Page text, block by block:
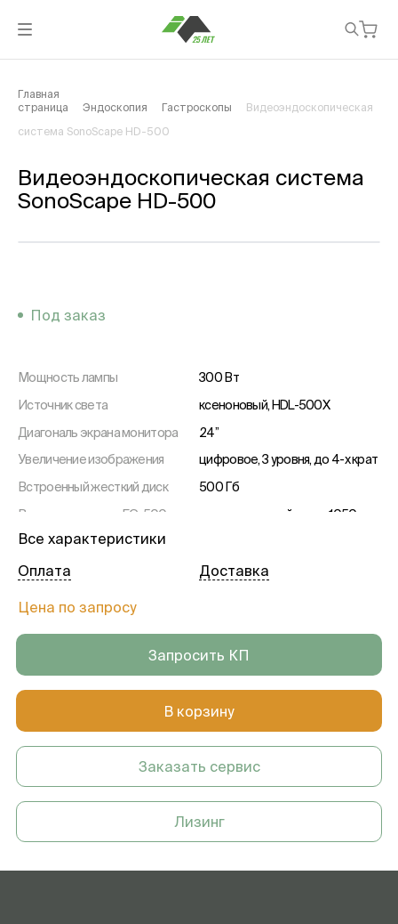
Главная
страница
Эндоскопия Гастроскопы Видеоэндоскопическая
система SonoScape HD-500
Видеоэндоскопическая система
SonoScape HD-500
Под заказ
Мощность лампы
300 Вт
Источник света
ксеноновый, HDL-500X
Диагональ экрана монитора
24’’
Увеличение изображения
цифровое, 3 уровня, до 4-х крат
Встроенный жесткий диск
500 Гб
Видеогастроскоп EG-500
длина вводимой части 1050 мм,
обзора 140°
обзора 140°
Видеобронхоскоп EB-500
длина вводимой части 600 мм,
обзора 120°
Возможность ручной
настройки
наличие
Все характеристики
Цена по запросу
Оплата Доставка
Запросить КП
В корзину
Заказать сервис
Лизинг